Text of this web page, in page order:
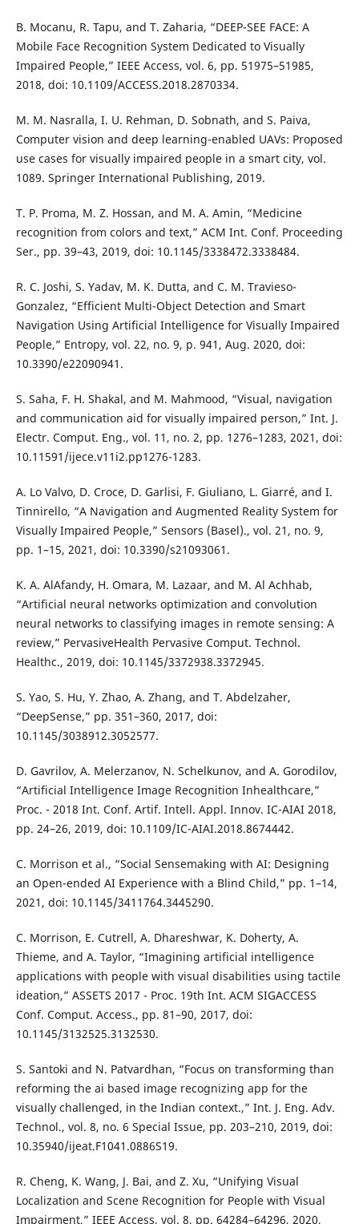
B. Mocanu, R. Tapu, and T. Zaharia, “DEEP-SEE FACE: A
Mobile Face Recognition System Dedicated to Visually
Impaired People,” IEEE Access, vol. 6, pp. 51975–51985,
2018, doi: 10.1109/ACCESS.2018.2870334.
M. M. Nasralla, I. U. Rehman, D. Sobnath, and S. Paiva,
Computer vision and deep learning-enabled UAVs: Proposed
use cases for visually impaired people in a smart city, vol.
1089. Springer International Publishing, 2019.
T. P. Proma, M. Z. Hossan, and M. A. Amin, “Medicine
recognition from colors and text,” ACM Int. Conf. Proceeding
Ser., pp. 39–43, 2019, doi: 10.1145/3338472.3338484.
R. C. Joshi, S. Yadav, M. K. Dutta, and C. M. Travieso-
Gonzalez, “Efficient Multi-Object Detection and Smart
Navigation Using Artificial Intelligence for Visually Impaired
People,” Entropy, vol. 22, no. 9, p. 941, Aug. 2020, doi:
10.3390/e22090941.
S. Saha, F. H. Shakal, and M. Mahmood, “Visual, navigation
and communication aid for visually impaired person,” Int. J.
Electr. Comput. Eng., vol. 11, no. 2, pp. 1276–1283, 2021, doi:
10.11591/ijece.v11i2.pp1276-1283.
A. Lo Valvo, D. Croce, D. Garlisi, F. Giuliano, L. Giarré, and I.
Tinnirello, “A Navigation and Augmented Reality System for
Visually Impaired People,” Sensors (Basel)., vol. 21, no. 9,
pp. 1–15, 2021, doi: 10.3390/s21093061.
K. A. AlAfandy, H. Omara, M. Lazaar, and M. Al Achhab,
“Artificial neural networks optimization and convolution
neural networks to classifying images in remote sensing: A
review,” PervasiveHealth Pervasive Comput. Technol.
Healthc., 2019, doi: 10.1145/3372938.3372945.
S. Yao, S. Hu, Y. Zhao, A. Zhang, and T. Abdelzaher,
“DeepSense,” pp. 351–360, 2017, doi:
10.1145/3038912.3052577.
D. Gavrilov, A. Melerzanov, N. Schelkunov, and A. Gorodilov,
“Artificial Intelligence Image Recognition Inhealthcare,”
Proc. - 2018 Int. Conf. Artif. Intell. Appl. Innov. IC-AIAI 2018,
pp. 24–26, 2019, doi: 10.1109/IC-AIAI.2018.8674442.
C. Morrison et al., “Social Sensemaking with AI: Designing
an Open-ended AI Experience with a Blind Child,” pp. 1–14,
2021, doi: 10.1145/3411764.3445290.
C. Morrison, E. Cutrell, A. Dhareshwar, K. Doherty, A.
Thieme, and A. Taylor, “Imagining artificial intelligence
applications with people with visual disabilities using tactile
ideation,” ASSETS 2017 - Proc. 19th Int. ACM SIGACCESS
Conf. Comput. Access., pp. 81–90, 2017, doi:
10.1145/3132525.3132530.
S. Santoki and N. Patvardhan, “Focus on transforming than
reforming the ai based image recognizing app for the
visually challenged, in the Indian context.,” Int. J. Eng. Adv.
Technol., vol. 8, no. 6 Special Issue, pp. 203–210, 2019, doi:
10.35940/ijeat.F1041.0886S19.
R. Cheng, K. Wang, J. Bai, and Z. Xu, “Unifying Visual
Localization and Scene Recognition for People with Visual
Impairment,” IEEE Access, vol. 8, pp. 64284–64296, 2020,